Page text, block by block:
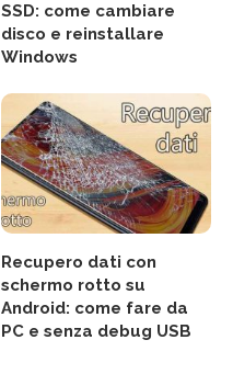
SSD: come cambiare
disco e reinstallare
Windows
Recupero dati con
schermo rotto su
Android: come fare da
PC e senza debug USB